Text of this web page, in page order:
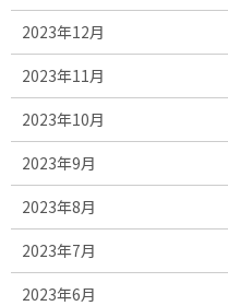
2023年12月
2023年11月
2023年10月
2023年9月
2023年8月
2023年7月
2023年6月